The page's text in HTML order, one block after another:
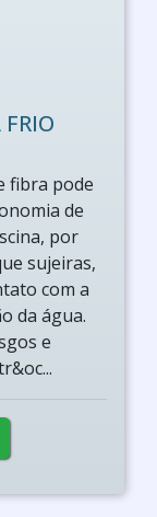
fibra pode
de
por
sujeiras,
com a
da água.
e